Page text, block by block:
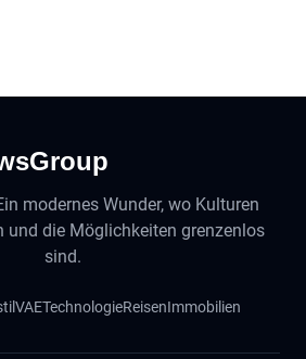
modernes Wunder, wo Kulturen
und die Möglichkeiten grenzenlos
sind.
VAETechnologieReisenImmobilien